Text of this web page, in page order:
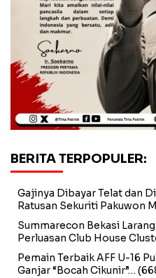
BERITA TERPOPULER:
Gajinya Dibayar Telat dan
Ratusan Sekuriti Pakuwon
Summarecon Bekasi
Perluasan Club House
Pemain Terbaik AFF U-16
Ganjar “Bocah Cikunir”…